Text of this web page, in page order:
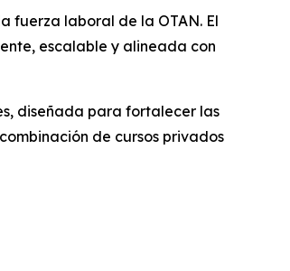
fuerza laboral de la OTAN. El
escalable y alineada con
diseñada para fortalecer las
de cursos privados